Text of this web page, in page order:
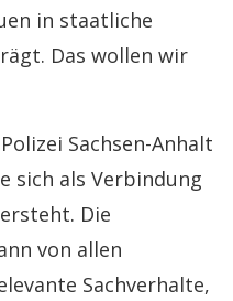
in staatliche
Das wollen wir
Sachsen-Anhalt
sich als Verbindung
Die
von allen
Sachverhalte,